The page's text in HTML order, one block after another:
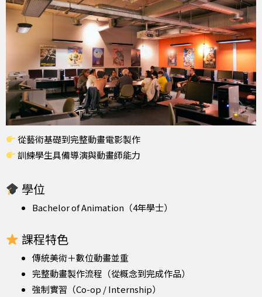
從藝術基礎到完整動畫電影製作
訓練學生具備導演與動畫師能力
學位
Bachelor of Animation（4年學士）
課程特色
傳統美術＋數位動畫並重
完整動畫製作流程（從概念到完成作品）
強制實習（Co-op / Internship）